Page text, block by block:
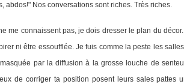
abdos!" Nos conversations sont riches. Très riches.
me connaissent pas, je dois dresser le plan du
ni être essoufflée. Je fuis comme la peste les
par la diffusion à la grosse louche de
de corriger ta position posent leurs sales pattes